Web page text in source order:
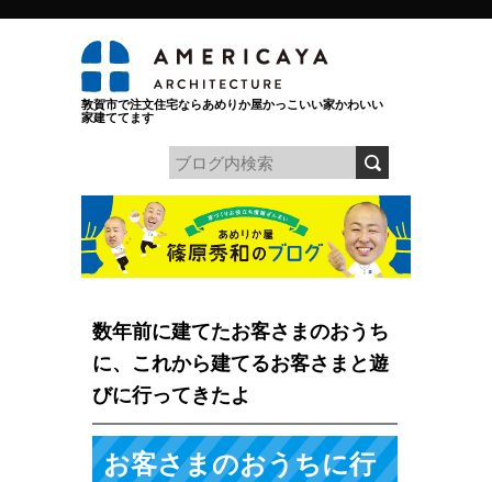
敦賀市で注文住宅ならあめりか屋かっこいい家かわいい
家建ててます
数年前に建てたお客さまのおうち
に、これから建てるお客さまと遊
びに行ってきたよ
お客さまのおうちに行